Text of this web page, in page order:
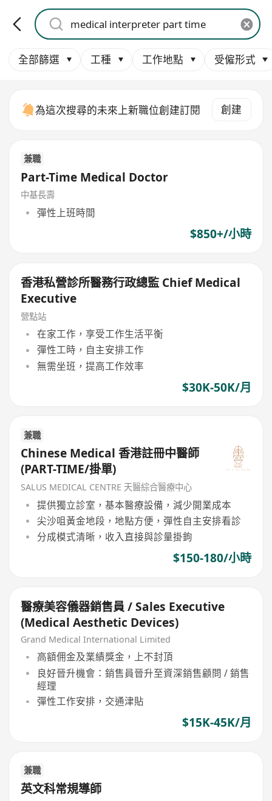
全部篩選 工種 工作地點 受僱形式
為這次搜尋的未來上新職位創建訂閱 創建
兼職
Part-Time Medical Doctor
中基長壽
彈性上班時間
$850+/小時
香港私營診所醫務行政總監 Chief Medical
Executive
營點站
在家工作，享受工作生活平衡
彈性工時，自主安排工作
無需坐班，提高工作效率
$30K-50K/月
兼職
Chinese Medical 香港註冊中醫師
(PART-TIME/掛單)
SALUS MEDICAL CENTRE 天醫綜合醫療中心
提供獨立診室，基本醫療設備，減少開業成本
尖沙咀黃金地段，地點方便，彈性自主安排看診
分成模式清晰，收入直接與診量掛鉤
$150-180/小時
醫療美容儀器銷售員 / Sales Executive
(Medical Aesthetic Devices)
Grand Medical International Limited
高額佣金及業績獎金，上不封頂
良好晉升機會：銷售員晉升至資深銷售顧問 / 銷售
經理
彈性工作安排，交通津貼
$15K-45K/月
兼職
英文科常規導師